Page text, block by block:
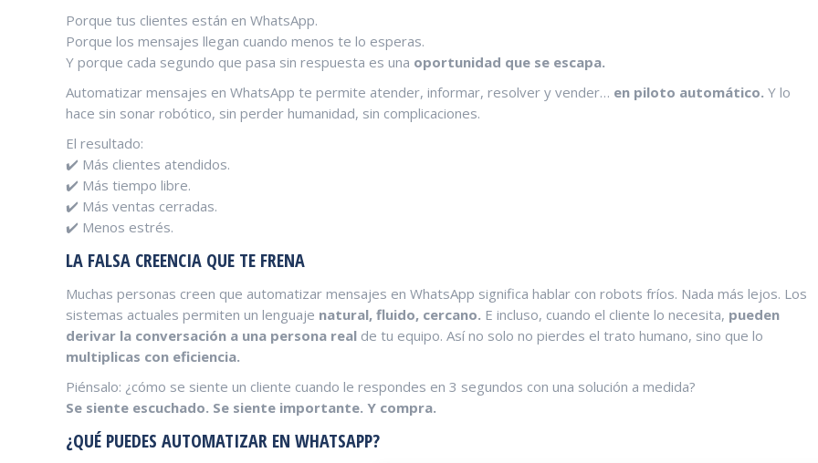
Porque tus clientes están en WhatsApp.
Porque los mensajes llegan cuando menos te lo esperas.
Y porque cada segundo que pasa sin respuesta es una oportunidad que se escapa.
Automatizar mensajes en WhatsApp te permite atender, informar, resolver y vender… en piloto automático. Y lo
hace sin sonar robótico, sin perder humanidad, sin complicaciones.
El resultado:
✔️ Más clientes atendidos.
✔️ Más tiempo libre.
✔️ Más ventas cerradas.
✔️ Menos estrés.
LA FALSA CREENCIA QUE TE FRENA
Muchas personas creen que automatizar mensajes en WhatsApp significa hablar con robots fríos. Nada más lejos. Los
sistemas actuales permiten un lenguaje natural, fluido, cercano. E incluso, cuando el cliente lo necesita, pueden
derivar la conversación a una persona real de tu equipo. Así no solo no pierdes el trato humano, sino que lo
multiplicas con eficiencia.
Piénsalo: ¿cómo se siente un cliente cuando le respondes en 3 segundos con una solución a medida?
Se siente escuchado. Se siente importante. Y compra.
¿QUÉ PUEDES AUTOMATIZAR EN WHATSAPP?